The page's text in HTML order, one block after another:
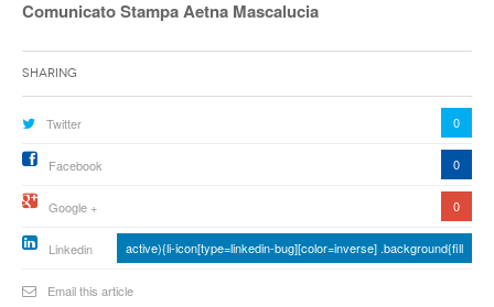
Comunicato Stampa Aetna Mascalucia
Sharing
Twitter 0
Facebook 0
Google + 0
Linkedin active){li-icon[type=linkedin-bug][color=inverse] .background{fill
Email this article